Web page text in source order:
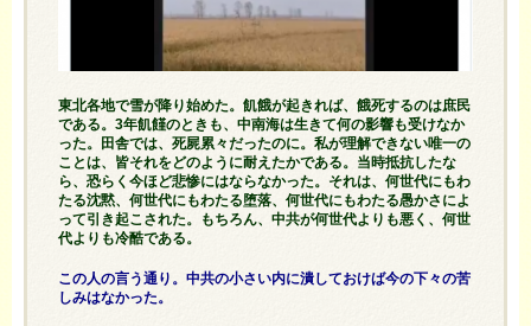
東北各地で雪が降り始めた。飢餓が起きれば、餓死するのは庶民
である。3年飢饉のときも、中南海は生きて何の影響も受けなか
った。田舎では、死屍累々だったのに。私が理解できない唯一の
ことは、皆それをどのように耐えたかである。当時抵抗したな
ら、恐らく今ほど悲惨にはならなかった。それは、何世代にもわ
たる沈黙、何世代にもわたる堕落、何世代にもわたる愚かさによ
って引き起こされた。もちろん、中共が何世代よりも悪く、何世
代よりも冷酷である。
この人の言う通り。中共の小さい内に潰しておけば今の下々の苦
しみはなかった。